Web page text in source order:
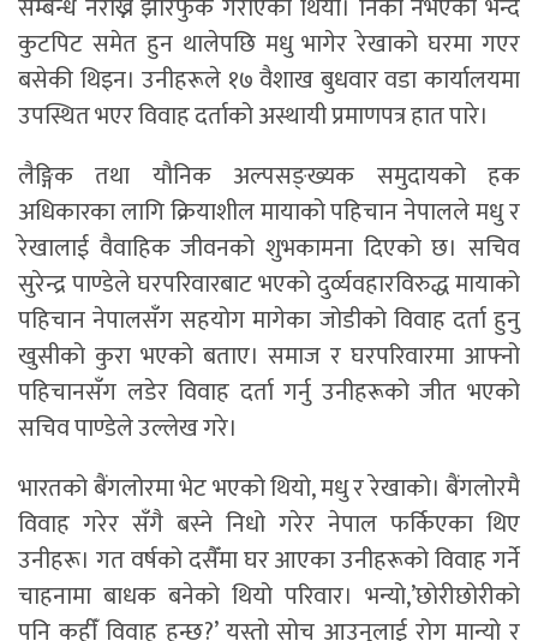
कुटपिट समेत हुन थालेपछि मधु भागेर रेखाको घरमा गएर
बसेकी थिइन। उनीहरूले १७ वैशाख बुधवार वडा कार्यालयमा
उपस्थित भएर विवाह दर्ताको अस्थायी प्रमाणपत्र हात पारे।
लैङ्गिक तथा यौनिक अल्पसङ्ख्यक समुदायको हक
अधिकारका लागि क्रियाशील मायाको पहिचान नेपालले मधु र
रेखालाई वैवाहिक जीवनको शुभकामना दिएको छ। सचिव
सुरेन्द्र पाण्डेले घरपरिवारबाट भएको दुर्व्यवहारविरुद्ध मायाको
पहिचान नेपालसँग सहयोग मागेका जोडीको विवाह दर्ता हुनु
खुसीको कुरा भएको बताए। समाज र घरपरिवारमा आफ्नो
पहिचानसँग लडेर विवाह दर्ता गर्नु उनीहरूको जीत भएको
सचिव पाण्डेले उल्लेख गरे।
भारतको बैंगलोरमा भेट भएको थियो, मधु र रेखाको। बैंगलोरमै
विवाह गरेर सँगै बस्ने निधो गरेर नेपाल फर्किएका थिए
उनीहरू। गत वर्षको दसैँमा घर आएका उनीहरूको विवाह गर्ने
चाहनामा बाधक बनेको थियो परिवार। भन्यो,’छोरीछोरीको
पनि कहीँ विवाह हुन्छ?’ यस्तो सोच आउनुलाई रोग मान्यो र